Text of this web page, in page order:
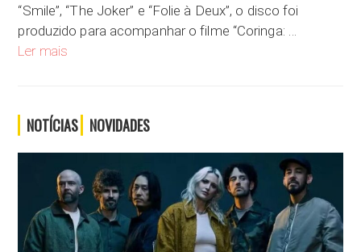
“Smile”, “The Joker” e “Folie à Deux”, o disco foi
produzido para acompanhar o filme “Coringa: …
Ler mais
NOTÍCIAS NOVIDADES